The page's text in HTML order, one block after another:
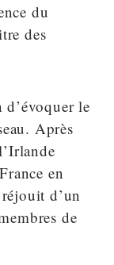
du
des
le
Après
en
d’un
de